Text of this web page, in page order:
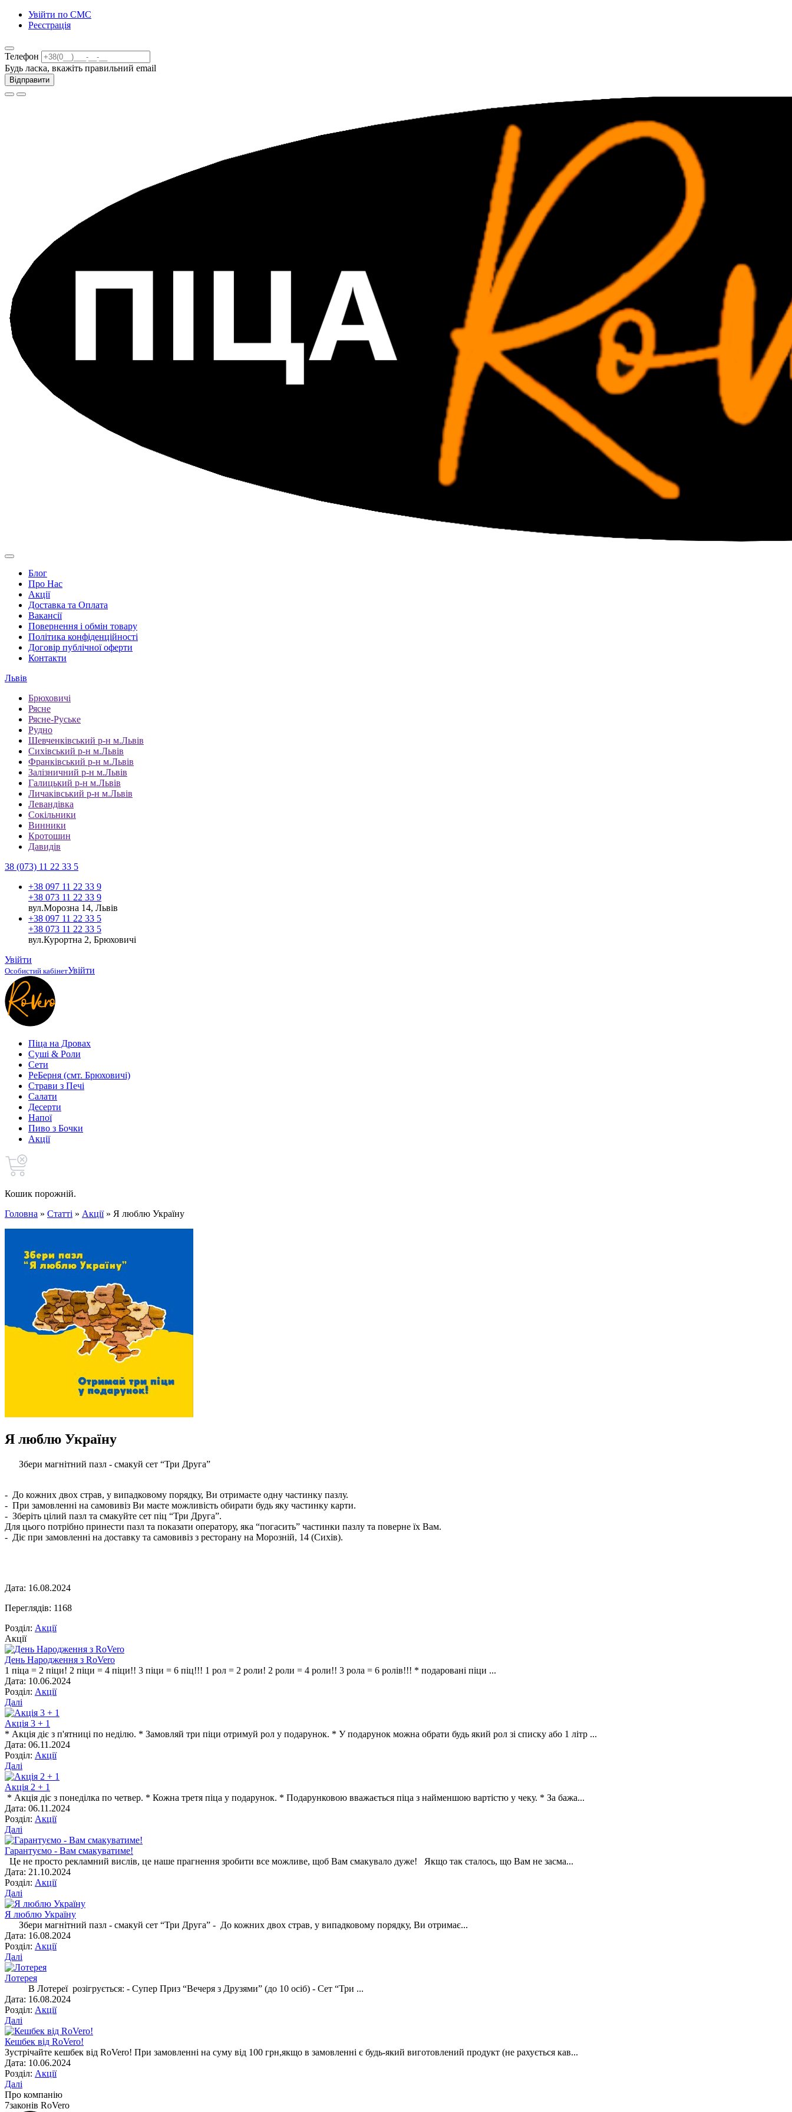
Увійти по СМС
Реєстрація
Телефон
Будь ласка, вкажіть правильний email
Відправити
Блог
Про Нас
Акції
Доставка та Оплата
Вакансії
Повернення і обмін товару
Політика конфіденційності
Договір публічної оферти
Контакти
Львів
Брюховичі
Рясне
Рясне-Руське
Рудно
Шевченківський р-н м.Львів
Сихівський р-н м.Львів
Франківський р-н м.Львів
Залізничний р-н м.Львів
Галицький р-н м.Львів
Личаківський р-н м.Львів
Левандівка
Сокільники
Винники
Кротошин
Давидів
38 (073) 11 22 33 5
+38 097 11 22 33 9
+38 073 11 22 33 9
вул.Морозна 14, Львів
+38 097 11 22 33 5
+38 073 11 22 33 5
вул.Курортна 2, Брюховичі
Увійти
Особистий кабінетУвійти
Піца на Дровах
Cуші & Роли
Сети
РеБерня (смт. Брюховичі)
Страви з Печі
Салати
Десерти
Напої
Пиво з Бочки
Акції
Кошик порожній.
Головна » Статті » Акції» Я люблю Україну
Я люблю Україну
Збери магнітний пазл - смакуй сет “Три Друга”
- До кожних двох страв, у випадковому порядку, Ви отримаєте одну частинку пазлу.
- При замовленні на самовивіз Ви маєте можливість обирати будь яку частинку карти.
- Зберіть цілий пазл та смакуйте сет піц “Три Друга”.
Для цього потрібно принести пазл та показати оператору, яка “погасить” частинки пазлу та поверне їх Вам.
- Діє при замовленні на доставку та самовивіз з ресторану на Морозній, 14 (Сихів).
Дата: 16.08.2024
Переглядів: 1168
Розділ: Акції
Акції
День Народження з RoVerо
1 піца = 2 піци! 2 піци = 4 піци!! 3 піци = 6 піц!!! 1 рол = 2 роли! 2 роли = 4 роли!! 3 рола = 6 ролів!!! * подаровані піци ...
Дата: 10.06.2024
Розділ: Акції
Далі
Акція 3 + 1
* Акція діє з п'ятниці по неділю. * Замовляй три піци отримуй рол у подарунок. * У подарунок можна обрати будь який рол зі списку або 1 літр ...
Дата: 06.11.2024
Розділ: Акції
Далі
Акція 2 + 1
* Акція діє з понеділка по четвер. * Кожна третя піца у подарунок. * Подарунковою вважається піца з найменшою вартістю у чеку. * За бажа...
Дата: 06.11.2024
Розділ: Акції
Далі
Гарантуємо - Вам смакуватиме!
Це не просто рекламний вислів, це наше прагнення зробити все можливе, щоб Вам смакувало дуже! Якщо так сталось, що Вам не засма...
Дата: 21.10.2024
Розділ: Акції
Далі
Я люблю Україну
Збери магнітний пазл - смакуй сет “Три Друга” - До кожних двох страв, у випадковому порядку, Ви отримає...
Дата: 16.08.2024
Розділ: Акції
Далі
Лотерея
В Лотереї розігрується: - Супер Приз “Вечеря з Друзями” (до 10 осіб) - Сет “Три ...
Дата: 16.08.2024
Розділ: Акції
Далі
Кешбек від RoVero!
Зустрічайте кешбек від RoVero! При замовленні на суму від 100 грн,якщо в замовленні є будь-який виготовлений продукт (не рахується кав...
Дата: 10.06.2024
Розділ: Акції
Далі
Про компанію
7законів RoVero